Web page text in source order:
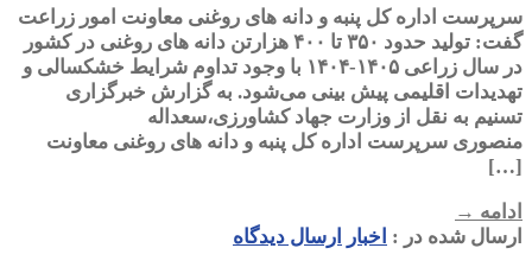
سرپرست اداره کل پنبه و دانه های روغنی معاونت امور زراعت
گفت: تولید حدود ۳۵۰ تا ۴۰۰ هزارتن دانه های روغنی در کشور
در سال زراعی ۱۴۰۵-۱۴۰۴ با وجود تداوم شرایط خشکسالی و
تهدیدات اقلیمی پیش بینی می‌شود. به گزارش خبرگزاری
تسنیم به نقل از وزارت جهاد کشاورزی،سعداله
منصوری سرپرست اداره کل پنبه و دانه های روغنی معاونت
[…]
ادامه →
ارسال شده در : اخبار ارسال دیدگاه